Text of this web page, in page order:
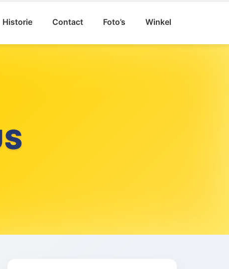
Historie Contact Foto’s Winkel